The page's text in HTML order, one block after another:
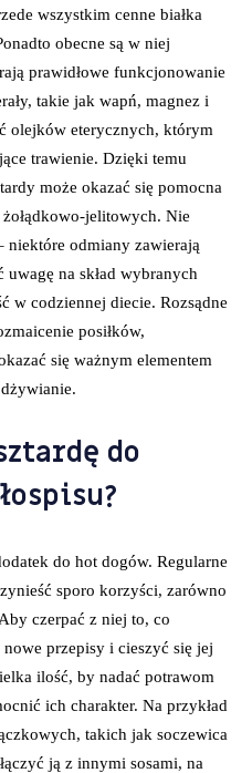
wszystkim cenne białka
obecne są w niej
prawidłowe funkcjonowanie
takie jak wapń, magnez i
olejków eterycznych, którym
trawienie. Dzięki temu
może okazać się pomocna
jelitowych. Nie
niektóre odmiany zawierają
na skład wybranych
w codziennej diecie. Rozsądne
posiłków,
się ważnym elementem
do
do hot dogów. Regularne
sporo korzyści, zarówno
czerpać z niej to, co
przepisy i cieszyć się jej
ilość, by nadać potrawom
ich charakter. Na przykład
takich jak soczewica
ją z innymi sosami, na